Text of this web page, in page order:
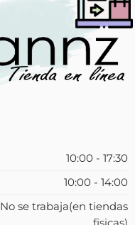
10:00 - 17:30
10:00 - 14:00
No se trabaja(en tiendas